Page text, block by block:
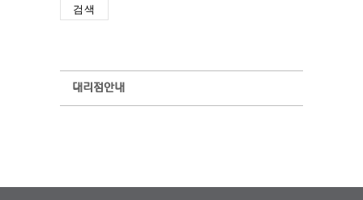
검색
대리점안내